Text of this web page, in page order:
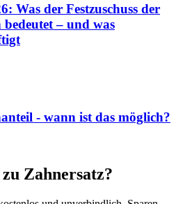
Was der Festzuschuss der
– und was
- wann ist das möglich?
Zahnersatz?